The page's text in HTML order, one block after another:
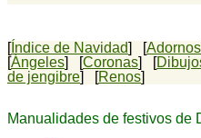
[Índice de Navidad] [Adornos
[Ángeles] [Coronas] [
de jengibre] [Renos]
Manualidades de festivos de